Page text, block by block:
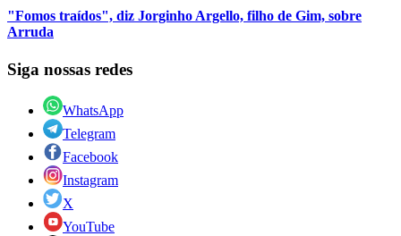
"Fomos traídos", diz Jorginho Argello, filho de Gim, sobre
Arruda
Siga nossas redes
WhatsApp
Telegram
Facebook
Instagram
X
YouTube